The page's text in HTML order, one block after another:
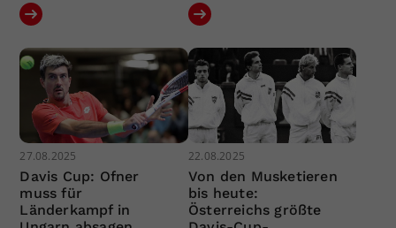
27.08.2025
Davis Cup: Ofner
muss für
Länderkampf in
22.08.2025
Von den Musketieren
bis heute:
Österreichs größte